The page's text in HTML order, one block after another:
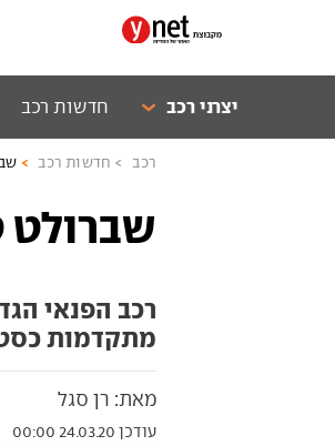
יצרני רכב חדשות רכב
רכב חדשות רכב
רכב הפנאי
מתקדמות
מאת: רן סגל
עודכן 24.03.20 00:00